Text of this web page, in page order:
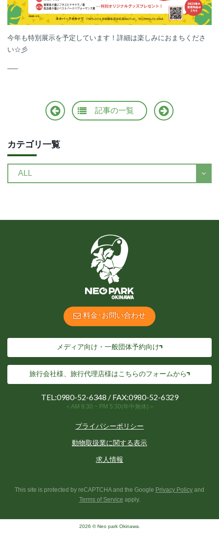
今年も特別展示を予定しています！詳細は楽しみにおまちくださ
い☆彡
—–
記事の一覧
カテゴリ一覧
料金･お問い合わせ
メディア向け・一般団体予約向け
旅行会社様、旅行代理店様はこちらのフォームから
TEL:0980-52-6348 / FAX:0980-52-6329
＜AM 9:30 ~ PM 5:30(年中無休)＞
プライパシーポリシー
動物取扱業に関する表示
求人情報
This site is protected by reCAPTCHA and the Google Privacy Policy and
Terms of Service apply.
2026 © Neo park Okinawa.